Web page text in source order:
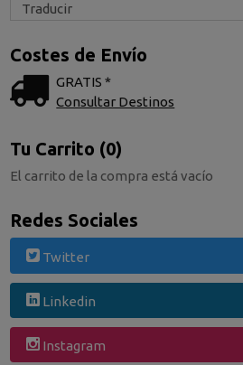
Costes de Envío
GRATIS *
Consultar Destinos
Tu Carrito (0)
El carrito de la compra está vacío
Redes Sociales
Twitter
Linkedin
Instagram